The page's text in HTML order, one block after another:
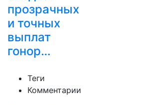
прозрачных
и точных
выплат
гонор…
Теги
Комментарии